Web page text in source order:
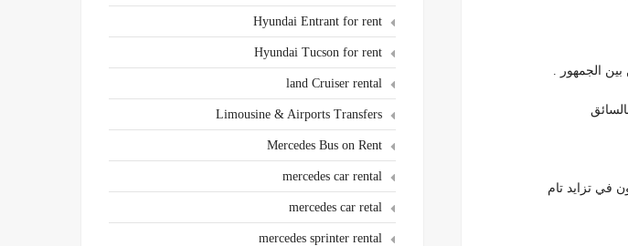
في تزايد تام
Hyundai Entrant for rent
Hyundai Tucson for rent
land Cruiser rental
Limousine & Airports Transfers
Mercedes Bus on Rent
mercedes car rental
mercedes car retal
mercedes sprinter rental